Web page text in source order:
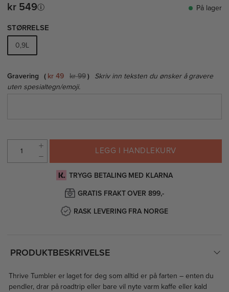
kr 549 På lager
STØRRELSE
0,9L
Gravering kr 49 kr 99
Skriv inn teksten du ønsker å gravere
uten spesialtegn/emoji.
LEGG I HANDLEKURV
TRYGG BETALING MED KLARNA
GRATIS FRAKT OVER 899,-
RASK LEVERING FRA NORGE
PRODUKTBESKRIVELSE
Thrive Tumbler er laget for deg som alltid er på farten – enten du
pendler, drar på roadtrip eller bare vil nyte varm kaffe eller kald